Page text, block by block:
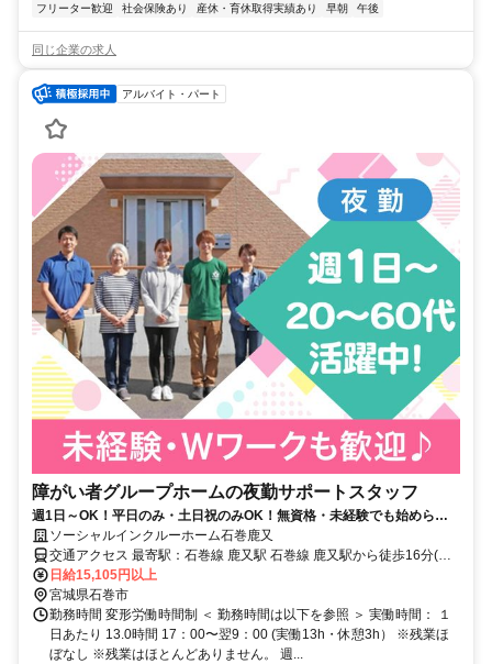
フリーター歓迎 社会保険あり 産休・育休取得実績あり 早朝 午後
同じ企業の求人
アルバイト・パート
障がい者グループホームの夜勤サポートスタッフ
週1日～OK！平日のみ・土日祝のみOK！無資格・未経験でも始められ
ます。目の前の人に喜んでいただくことに、一生懸命になれる仕事で
す。
ソーシャルインクルーホーム石巻鹿又
交通アクセス 最寄駅：石巻線 鹿又駅 石巻線 鹿又駅から徒歩16分(車3
分)
日給15,105円以上
宮城県石巻市
勤務時間 変形労働時間制 ＜ 勤務時間は以下を参照 ＞ 実働時間： １
日あたり 13.0時間 17：00〜翌9：00 (実働13h・休憩3h） ※残業ほ
ぼなし ※残業はほとんどありません。 週...